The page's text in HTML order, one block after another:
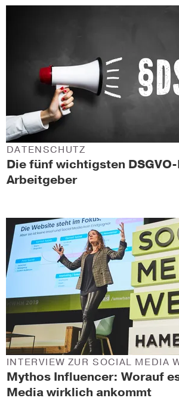
Die fünf wichtigsten
Arbeitgeber
DATENSCHUTZ
Mythos Influencer: Worauf
Media wirklich ankommt
INTERVIEW ZUR SOCIAL MEDIA